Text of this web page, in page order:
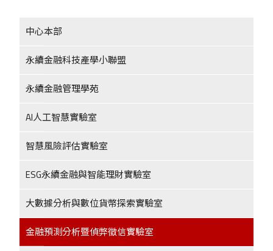
中心本部
永續金融科技產學小聯盟
永續金融管理學苑
AI人工智慧實驗室
智慧風險評估實驗室
ESG永續金融與智能理財實驗室
大數據分析與數位貨幣探索實驗室
金融預測分析暨偵弊徵信實驗室